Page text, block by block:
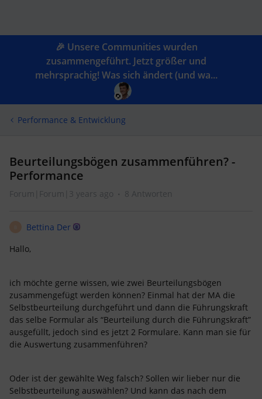
🎉 Unsere Communities wurden
zusammengeführt. Jetzt größer und
mehrsprachig! Was sich ändert (und wa...
Performance & Entwicklung
Beurteilungsbögen zusammenführen? -
Performance
Forum|Forum|3 years ago 8 Antworten
Bettina Der
Hallo,
ich möchte gerne wissen, wie zwei Beurteilungsbögen
zusammengefügt werden können? Einmal hat der MA die
Selbstbeurteilung durchgeführt und dann die Führungskraft
das selbe Formular als “Beurteilung durch die Führungskraft”
ausgefüllt, jedoch sind es jetzt 2 Formulare. Kann man sie für
die Auswertung zusammenführen?
Oder ist der gewählte Weg falsch? Sollen wir lieber nur die
Selbstbeurteilung auswählen? Und kann das nach dem